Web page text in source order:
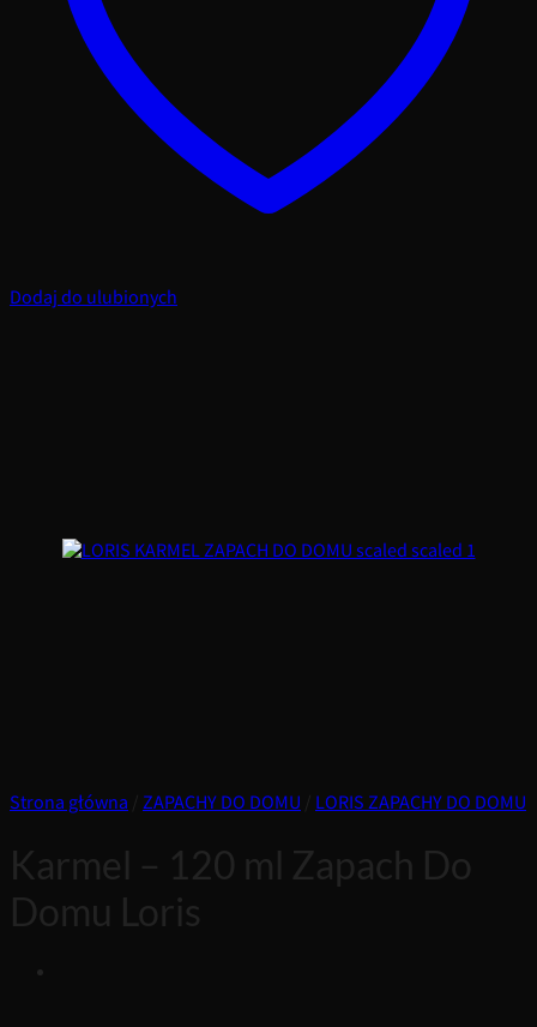
Dodaj do ulubionych
Strona główna ZAPACHY DO DOMU LORIS ZAPACHY DO DOMU
Karmel – 120 ml Zapach Do
Domu Loris